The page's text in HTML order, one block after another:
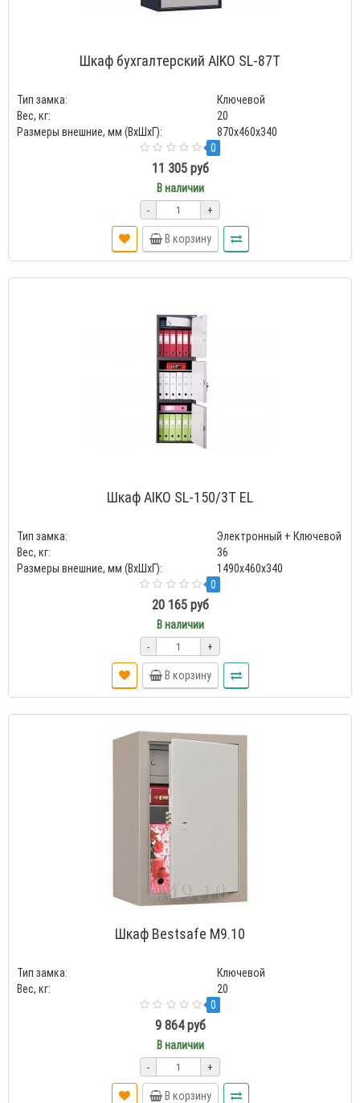
Шкаф бухгалтерский AIKO SL-87Т
Тип замка:
Ключевой
Вес, кг:
20
Размеры внешние, мм (ВхШхГ):
870x460x340
0
11 305 руб
В наличии
- +
В корзину
Шкаф AIKO SL-150/3Т EL
Тип замка:
Электронный + Ключевой
Вес, кг:
36
Размеры внешние, мм (ВхШхГ):
1490x460x340
0
20 165 руб
В наличии
- +
В корзину
Шкаф Bestsafe M9.10
Тип замка:
Ключевой
Вес, кг:
20
0
9 864 руб
В наличии
- +
В корзину